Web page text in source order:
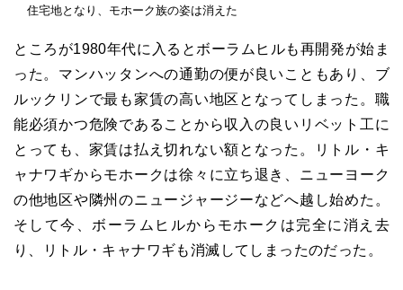
住宅地となり、モホーク族の姿は消えた
ところが1980年代に入るとボーラムヒルも再開発が始ま
った。マンハッタンへの通勤の便が良いこともあり、ブ
ルックリンで最も家賃の高い地区となってしまった。職
能必須かつ危険であることから収入の良いリベット工に
とっても、家賃は払え切れない額となった。リトル・キ
ャナワギからモホークは徐々に立ち退き、ニューヨーク
の他地区や隣州のニュージャージーなどへ越し始めた。
そして今、ボーラムヒルからモホークは完全に消え去
り、リトル・キャナワギも消滅してしまったのだった。